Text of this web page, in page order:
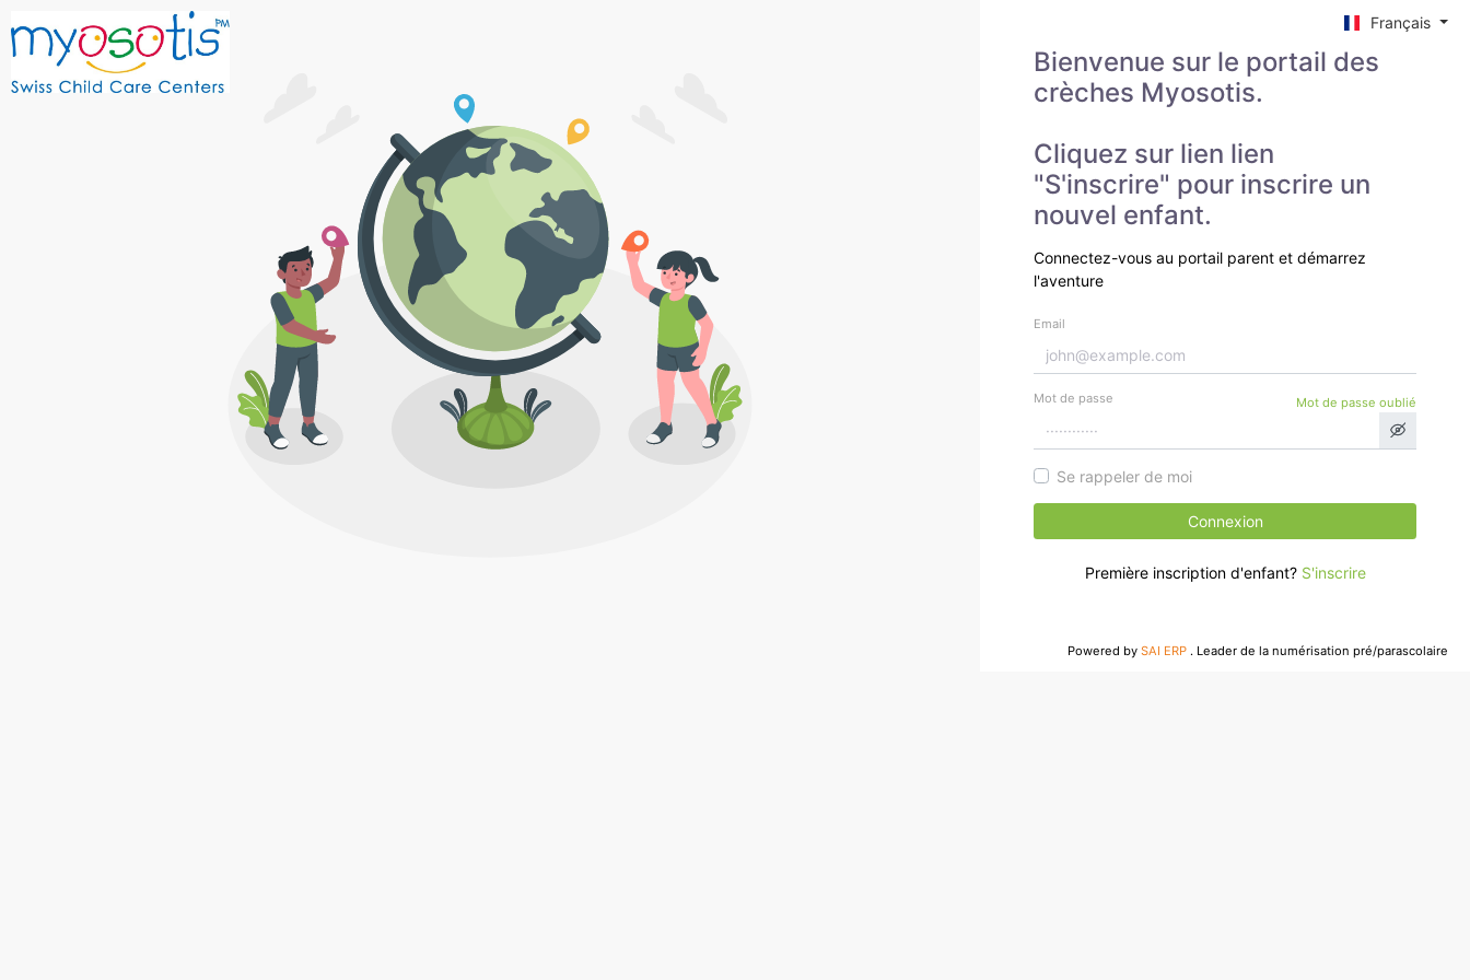
Français
Bienvenue sur le portail des
crèches Myosotis.
Cliquez sur lien lien
"S'inscrire" pour inscrire un
nouvel enfant.
Connectez-vous au portail parent et démarrez
l'aventure
Email
Mot de passe Mot de passe oublié
Se rappeler de moi
Connexion
Première inscription d'enfant? S'inscrire
Powered by SAI ERP . Leader de la numérisation pré/parascolaire